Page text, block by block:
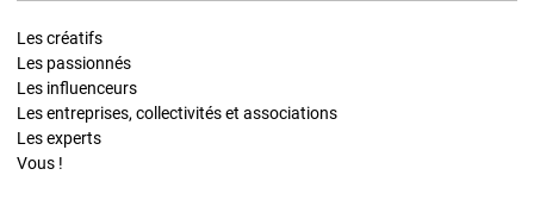
Les créatifs
Les passionnés
Les influenceurs
Les entreprises, collectivités et associations
Les experts
Vous !